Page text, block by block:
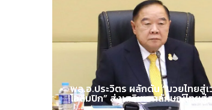
พล.อ.ประวิตร ผลักดัน “มวยไทยสู่เ
โอลิมปิก” ส่งเสริมเอกลักษณ์ไทยสู่